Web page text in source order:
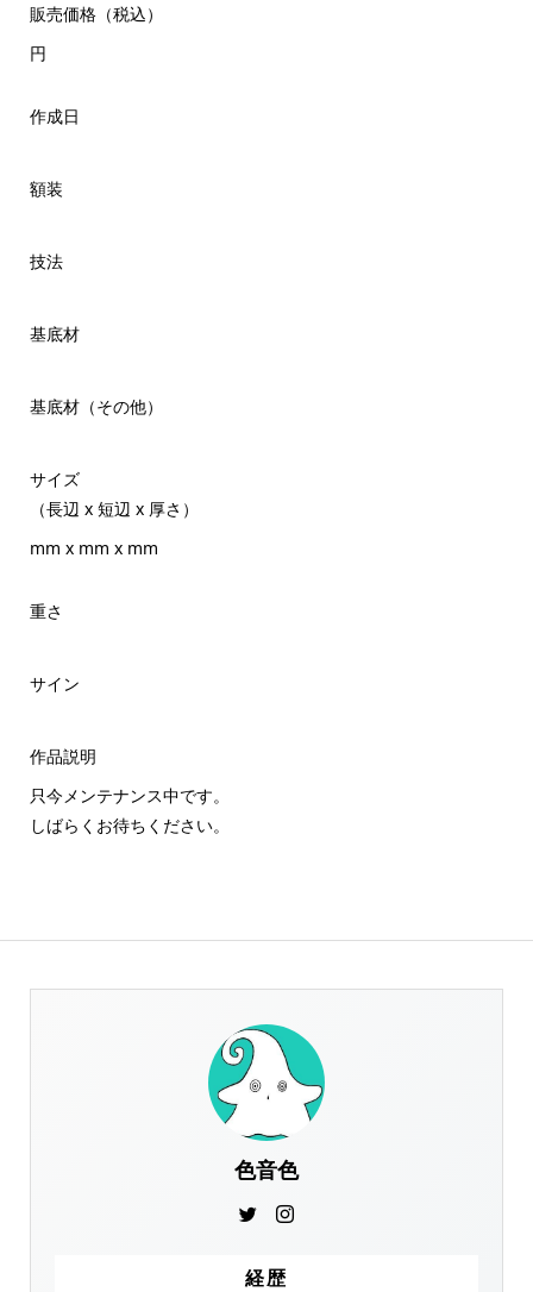
販売価格（税込）
円
作成日
額装
技法
基底材
基底材（その他）
サイズ
（長辺 x 短辺 x 厚さ）
mm x mm x mm
重さ
サイン
作品説明
只今メンテナンス中です。
しばらくお待ちください。
色音色
経歴